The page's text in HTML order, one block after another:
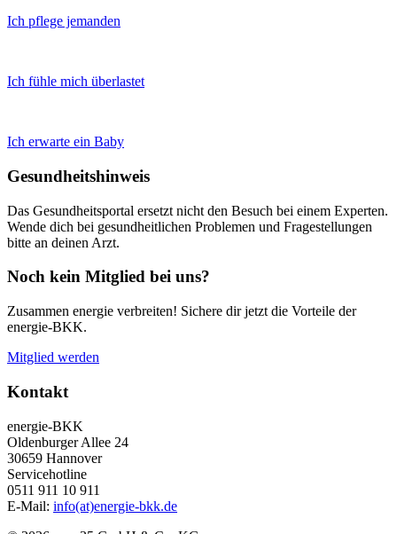
Ich pflege jemanden
Ich fühle mich überlastet
Ich erwarte ein Baby
Gesundheitshinweis
Das Gesundheitsportal ersetzt nicht den Besuch bei einem Experten.
Wende dich bei gesundheitlichen Problemen und Fragestellungen
bitte an deinen Arzt.
Noch kein Mitglied bei uns?
Zusammen energie verbreiten! Sichere dir jetzt die Vorteile der
energie-BKK.
Mitglied werden
Kontakt
energie-BKK
Oldenburger Allee 24
30659 Hannover
Servicehotline
0511 911 10 911
E-Mail: info(at)energie-bkk.de